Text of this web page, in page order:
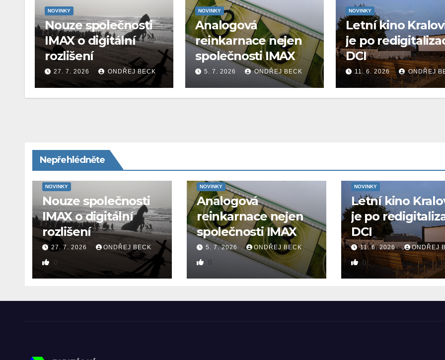
NOVINKY
Nouze společnosti
IMAX o digitální
rozlišení
27. 7. 2026 ONDŘEJ BECK
NOVINKY
Analogová
reinkarnace nejen
společnosti IMAX
5. 7. 2026 ONDŘEJ BECK
NOVINKY
Letní kino
je po
DCI
11. 6. 2026 ONDŘEJ
Nepřehlédněte
NOVINKY
Nouze společnosti
IMAX o digitální
rozlišení
27. 7. 2026 ONDŘEJ BECK
0
NOVINKY
Analogová
reinkarnace nejen
společnosti IMAX
5. 7. 2026 ONDŘEJ BECK
0
NOVINKY
Letní kino
je po
DCI
11. 6. 2026 ONDŘEJ
0